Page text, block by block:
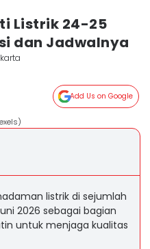
Listrik 24-25
dan Jadwalnya
Add Us on Google
listrik di sejumlah
2026 sebagai bagian
untuk menjaga kualitas